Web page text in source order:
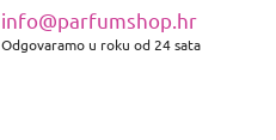
info@parfumshop.hr
Odgovaramo u roku od 24 sata